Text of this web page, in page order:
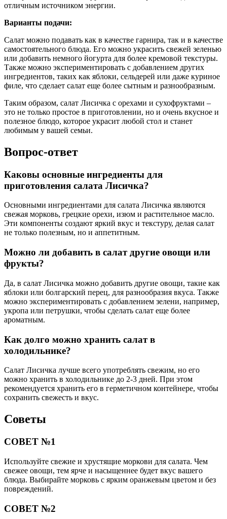
отличным источником энергии.
Варианты подачи:
Салат можно подавать как в качестве гарнира, так и в качестве
самостоятельного блюда. Его можно украсить свежей зеленью
или добавить немного йогурта для более кремовой текстуры.
Также можно экспериментировать с добавлением других
ингредиентов, таких как яблоки, сельдерей или даже куриное
филе, что сделает салат еще более сытным и разнообразным.
Таким образом, салат Лисичка с орехами и сухофруктами –
это не только простое в приготовлении, но и очень вкусное и
полезное блюдо, которое украсит любой стол и станет
любимым у вашей семьи.
Вопрос-ответ
Каковы основные ингредиенты для
приготовления салата Лисичка?
Основными ингредиентами для салата Лисичка являются
свежая морковь, грецкие орехи, изюм и растительное масло.
Эти компоненты создают яркий вкус и текстуру, делая салат
не только полезным, но и аппетитным.
Можно ли добавить в салат другие овощи или
фрукты?
Да, в салат Лисичка можно добавить другие овощи, такие как
яблоки или болгарский перец, для разнообразия вкуса. Также
можно экспериментировать с добавлением зелени, например,
укропа или петрушки, чтобы сделать салат еще более
ароматным.
Как долго можно хранить салат в
холодильнике?
Салат Лисичка лучше всего употреблять свежим, но его
можно хранить в холодильнике до 2-3 дней. При этом
рекомендуется хранить его в герметичном контейнере, чтобы
сохранить свежесть и вкус.
Советы
СОВЕТ №1
Используйте свежие и хрустящие моркови для салата. Чем
свежее овощи, тем ярче и насыщеннее будет вкус вашего
блюда. Выбирайте морковь с ярким оранжевым цветом и без
повреждений.
СОВЕТ №2